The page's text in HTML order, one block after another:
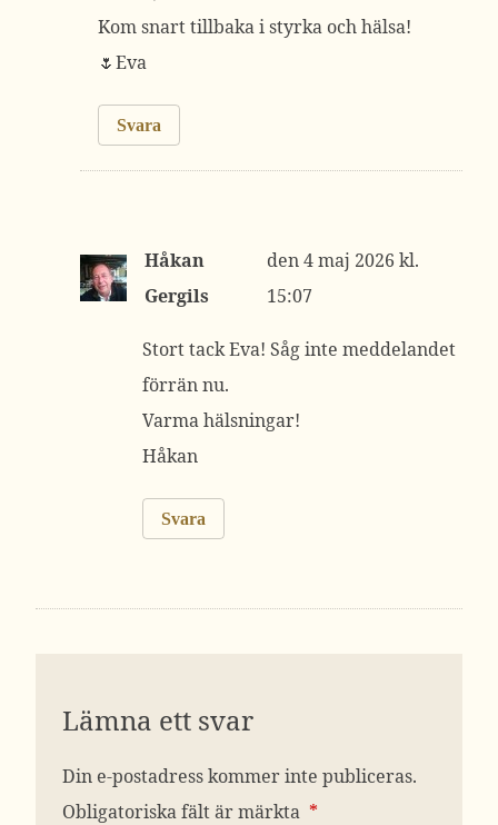
Kom snart tillbaka i styrka och hälsa!
🌷Eva
Svara
Håkan
Gergils
4 maj 2026 kl.
15:07
Stort tack Eva! Såg inte meddelandet
förrän nu.
Varma hälsningar!
Håkan
Svara
Lämna ett svar
Din e-postadress kommer inte publiceras.
Obligatoriska fält är märkta *